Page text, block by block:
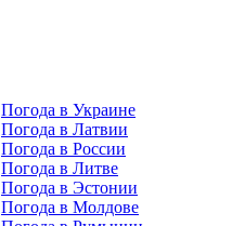
Погода в Украине
Погода в Латвии
Погода в России
Погода в Литве
Погода в Эстонии
Погода в Молдове